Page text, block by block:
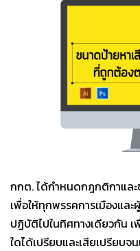
กกต. ได้กำหนดกฎกติกาและ
เพื่อให้ทุกพรรคการเมืองแล
ปฏิบัติไปในทิศทางเดียวกัน
ใดได้เปรียบและเสียเปรียบ